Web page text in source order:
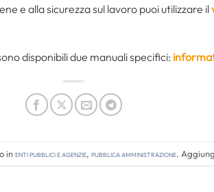
e alla sicurezza sul lavoro puoi utilizzare il
disponibili due manuali specifici:
inEnti pubblici e agenzie, Pubblica amministrazione.